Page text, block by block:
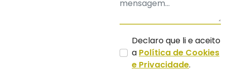
Declaro que li e aceito
a Política de Cookies
e Privacidade.